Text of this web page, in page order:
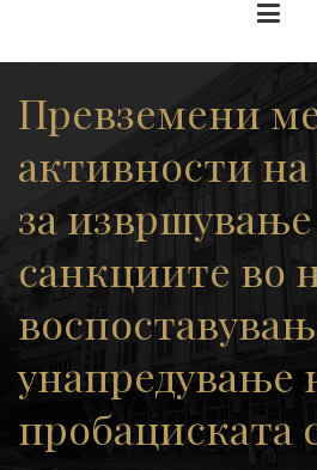
Превземени
активности
за
санкциите во
унапредување
пробациската